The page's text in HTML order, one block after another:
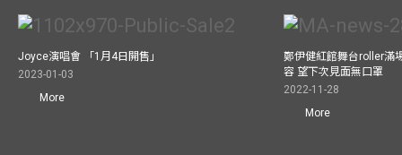
Joyce演唱會 「1月4日開售」
2023-01-03
More
鄭伊健紅館舞台roller滿
容 望下次見面無口罩
2022-11-28
More